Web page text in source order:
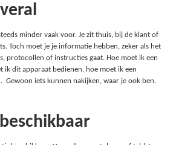
minder vaak voor. Je zit thuis, bij de klant of
Toch moet je je informatie hebben, zeker als het
protocollen of instructies gaat. Hoe moet ik een
ik dit apparaat bedienen, hoe moet ik een
Gewoon iets kunnen nakijken, waar je ook ben.